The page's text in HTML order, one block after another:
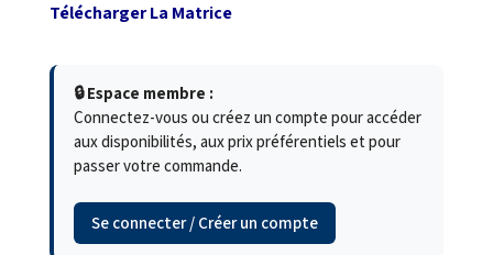
Télécharger La Matrice
🔒 Espace membre :
Connectez-vous ou créez un compte pour accéder
aux disponibilités, aux prix préférentiels et pour
passer votre commande.
Se connecter / Créer un compte